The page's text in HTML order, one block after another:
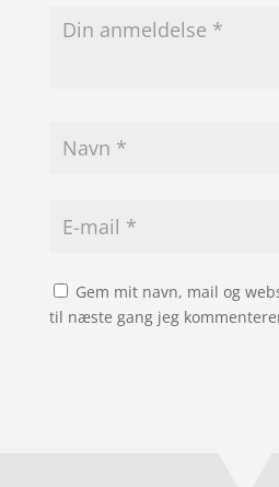
Gem mit navn, mail og
til næste gang jeg